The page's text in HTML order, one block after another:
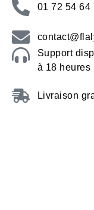
01 72 54 64
Support
à 18 heures
Livraison